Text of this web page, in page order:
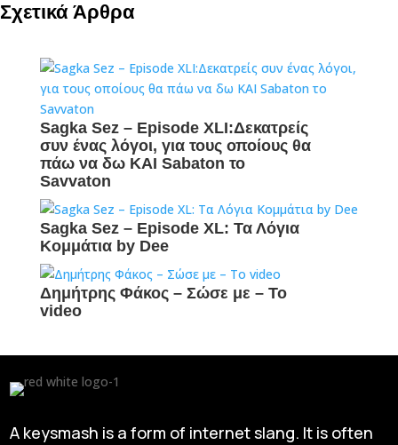
Σχετικά Άρθρα
Sagka Sez – Episode XLI:Δεκατρείς
συν ένας λόγοι, για τους οποίους θα
πάω να δω ΚΑΙ Sabaton το
Savvaton
Sagka Sez – Episode XL: Τα Λόγια
Κομμάτια by Dee
Δημήτρης Φάκος – Σώσε με – Το
video
A keysmash is a form of internet slang. It is often